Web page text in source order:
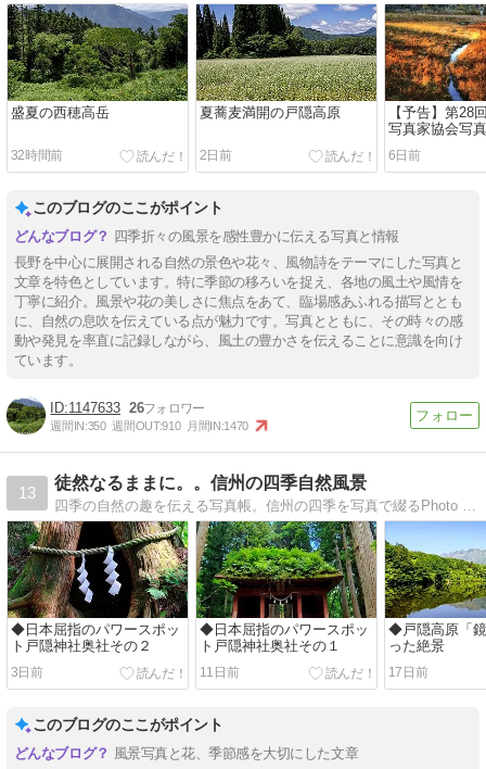
盛夏の西穂高岳
32時間前
夏蕎麦満開の戸隠高原
2日前
【予告】第28
写真家協会写
季のはざま」
9/20）
6日前
このブログのここがポイント
四季折々の風景を感性豊かに伝える写真と情報
長野を中心に展開される自然の景色や花々、風物詩をテーマにした写真と
文章を特色としています。特に季節の移ろいを捉え、各地の風土や風情を
丁寧に紹介。風景や花の美しさに焦点をあて、臨場感あふれる描写ととも
に、自然の息吹を伝えている点が魅力です。写真とともに、その時々の感
動や発見を率直に記録しながら、風土の豊かさを伝えることに意識を向け
ています。
1147633 26
週間IN:350 週間OUT:910 月間IN:1470
13
徒然なるままに。。信州の四季自然風景
四季の自然の趣を伝える写真帳。信州の四季を写真で綴るPhoto Blog。撮影の参考に是非どうぞ。
◆日本屈指のパワースポッ
ト戸隠神社奥社その２
3日前
◆日本屈指のパワースポッ
ト戸隠神社奥社その１
11日前
◆戸隠高原「
った絶景
17日前
このブログのここがポイント
風景写真と花、季節感を大切にした文章